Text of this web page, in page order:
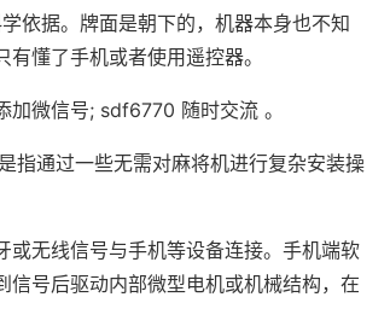
依据。牌面是朝下的，机器本身也不知
懂了手机或者使用遥控器。
微信号; sdf6770 随时交流 。
指通过一些无需对麻将机进行复杂安装操
或无线信号与手机等设备连接。手机端软
号后驱动内部微型电机或机械结构，在